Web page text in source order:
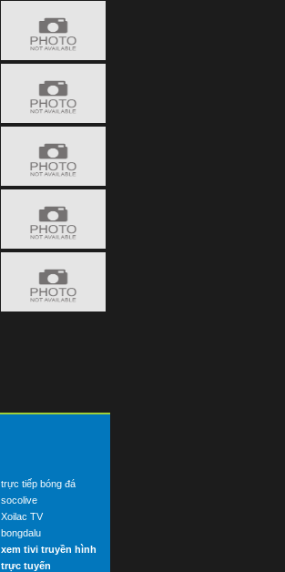
trực tiếp bóng đá
socolive
Xoilac TV
bongdalu
xem tivi truyền hình
trực tuyến